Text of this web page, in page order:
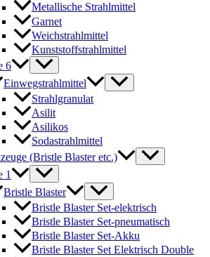
Metallische Strahlmittel
Garnet
Weichstrahlmittel
Kunststoffstrahlmittel
6
Einwegstrahlmittel
Strahlgranulat
Asilit
Asilikos
Sodastrahlmittel
(Bristle Blaster etc.)
1
Bristle Blaster
Bristle Blaster Set-elektrisch
Bristle Blaster Set-pneumatisch
Bristle Blaster Set-Akku
Bristle Blaster Set Elektrisch Double